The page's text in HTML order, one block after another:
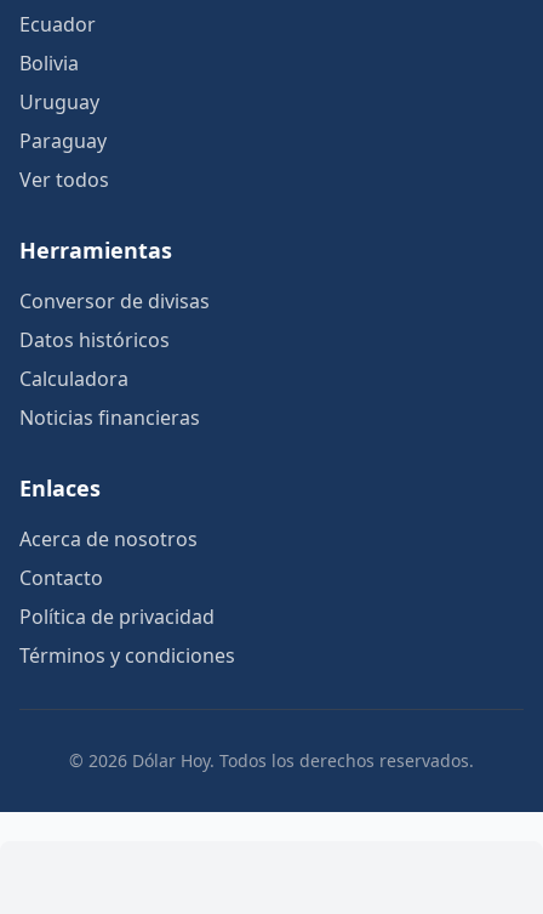
Ecuador
Bolivia
Uruguay
Paraguay
Ver todos
Herramientas
Conversor de divisas
Datos históricos
Calculadora
Noticias financieras
Enlaces
Acerca de nosotros
Contacto
Política de privacidad
Términos y condiciones
© 2026 Dólar Hoy. Todos los derechos reservados.